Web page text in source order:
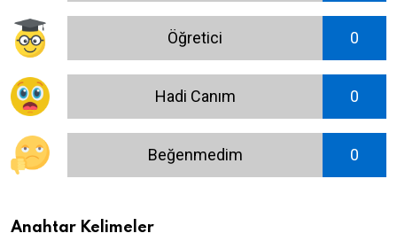
Öğretici 0
Hadi Canım 0
Beğenmedim 0
Anahtar Kelimeler